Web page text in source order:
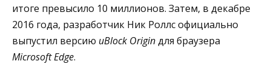
итоге превысило 10 миллионов. Затем, в декабре
2016 года, разработчик Ник Роллс официально
выпустил версию uBlock Originдля браузера
Microsoft Edge.